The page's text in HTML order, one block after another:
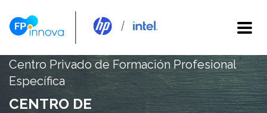
Centro Privado de Formación Profesional
Específica
CENTRO DE